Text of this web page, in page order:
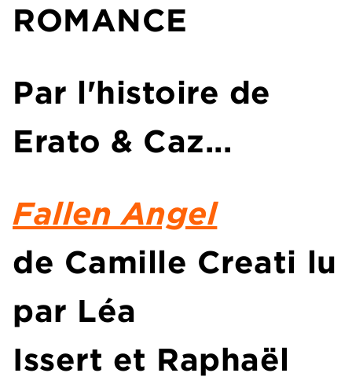
ROMANCE
Par l'histoire de
Erato & Caz...
Fallen Angel
de Camille Creati lu
par Léa
Issert et Raphaël